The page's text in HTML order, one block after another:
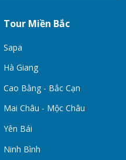
Tour Miền Bắc
Sapa
Hà Giang
Cao Bằng - Bắc Cạn
Mai Châu - Mộc Châu
Yên Bái
Ninh Bình